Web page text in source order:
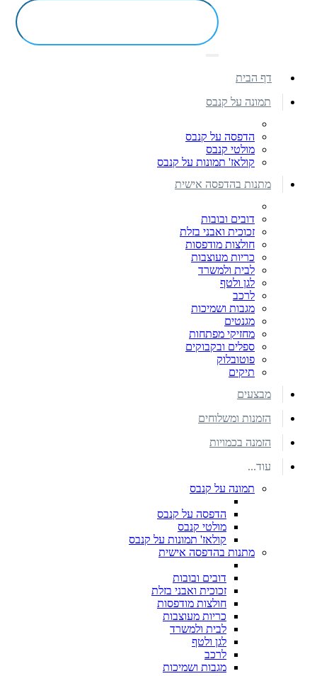
דף הבית
תמונה על קנבס
הדפסה על קנבס
מולטי קנבס
קולאז' תמונות על קנבס
מתנות בהדפסה אישית
דובים ובובות
זכוכית ואבני בזלת
חולצות מודפסות
כריות מעוצבות
לבית ולמשרד
לגן ולטף
לרכב
מגבות ושמיכות
מגנטים
מחזיקי מפתחות
ספלים ובקבוקים
פוטובלוק
תיקים
מבצעים
הזמנות ומשלוחים
הזמנה בכמויות
עוד...
תמונה על קנבס
הדפסה על קנבס
מולטי קנבס
קולאז' תמונות על קנבס
מתנות בהדפסה אישית
דובים ובובות
זכוכית ואבני בזלת
חולצות מודפסות
כריות מעוצבות
לבית ולמשרד
לגן ולטף
לרכב
מגבות ושמיכות